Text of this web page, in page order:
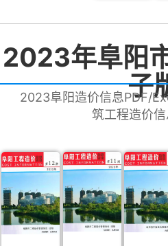
2023年阜阳
子
2023阜阳造价信息PDF/
筑工程造价